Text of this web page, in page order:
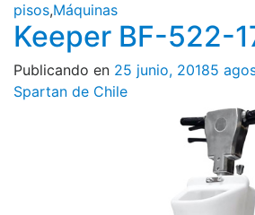
pisos,Máquinas
Keeper BF-522-
Publicando en 25 junio, 20185
Spartan de Chile